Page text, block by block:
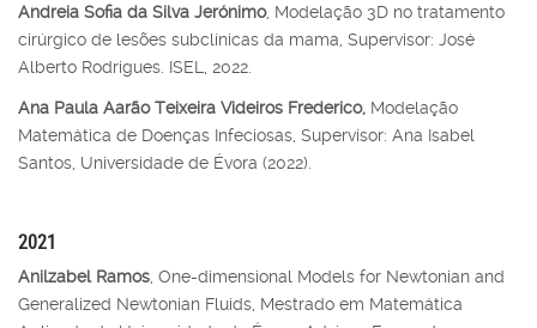
Andreia Sofia da Silva Jerónimo, Modelação 3D no tratamento
cirúrgico de lesões subclínicas da mama, Supervisor: José
Alberto Rodrigues. ISEL, 2022.
Ana Paula Aarão Teixeira Videiros Frederico, Modelação
Matemática de Doenças Infeciosas, Supervisor: Ana Isabel
Santos, Universidade de Évora (2022).
2021
Anilzabel Ramos, One-dimensional Models for Newtonian and
Generalized Newtonian Fluids, Mestrado em Matemática